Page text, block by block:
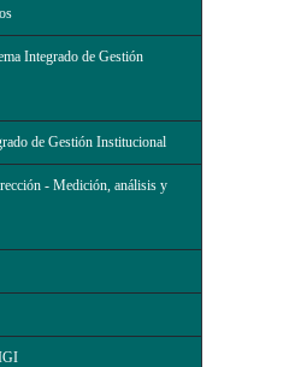
Integrado de Gestión
de Gestión Institucional
- Medición, análisis y